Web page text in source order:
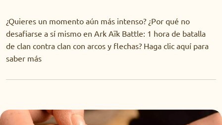
¿Quieres un momento aún más intenso? ¿Por qué no
desafiarse a sí mismo en Ark Aïk Battle: 1 hora de batalla
de clan contra clan con arcos y flechas? Haga clic aquí para
saber más